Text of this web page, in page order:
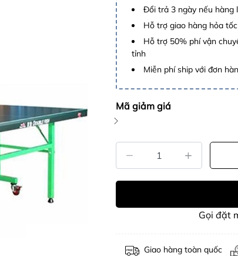
Đổi trả 3 ngày nếu hàng
Hỗ trợ giao hàng hỏa
Hỗ trợ 50% phí vận
tỉnh
Miễn phí ship với đơn
Mã giảm giá
Gọi đặt
Giao hàng toàn quốc